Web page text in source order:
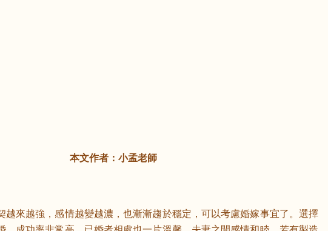
本文作者：小孟老師
越來越強，感情越變越濃，也漸漸趨於穩定，可以考慮婚嫁事宜了。選擇